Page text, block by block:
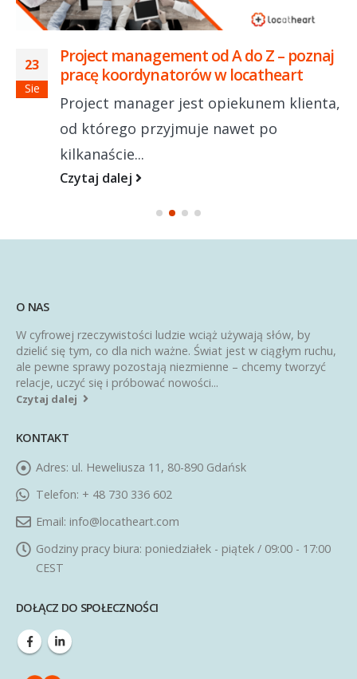
23
Sie
Project management od A do Z – poznaj
pracę koordynatorów w locatheart
Project manager jest opiekunem klienta,
od którego przyjmuje nawet po
kilkanaście...
Czytaj dalej
O NAS
W cyfrowej rzeczywistości ludzie wciąż używają słów, by
dzielić się tym, co dla nich ważne. Świat jest w ciągłym ruchu,
ale pewne sprawy pozostają niezmienne – chcemy tworzyć
relacje, uczyć się i próbować nowości...
Czytaj dalej
KONTAKT
Adres: ul. Heweliusza 11, 80-890 Gdańsk
Telefon: + 48 730 336 602
Email: info@locatheart.com
Godziny pracy biura: poniedziałek - piątek / 09:00 - 17:00
CEST
DOŁĄCZ DO SPOŁECZNOŚCI